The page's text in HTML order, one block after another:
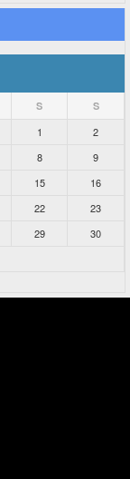
S S
1
2
8
9
15
16
22
23
29
30